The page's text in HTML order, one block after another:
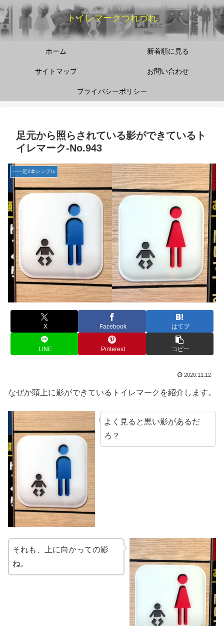
トイレマークつれづれ
ホーム 新着順に見る
サイトマップ お問い合わせ
プライバシーポリシー
足元から照らされている影ができているト
イレマーク‐No.943
――足2本シンプル
X Facebook はてブ
LINE Pinterest コピー
2020.11.12
なぜか頭上に影ができているトイレマークを紹介します。
よく見ると黒い影があるだ
ろ？
それも、上に向かっての影
ね。